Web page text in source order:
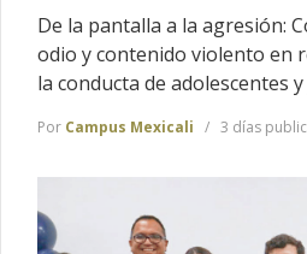
De la pantalla a la agresión:
odio y contenido violento en
la conducta de adolescentes
Por Campus Mexicali 3 días